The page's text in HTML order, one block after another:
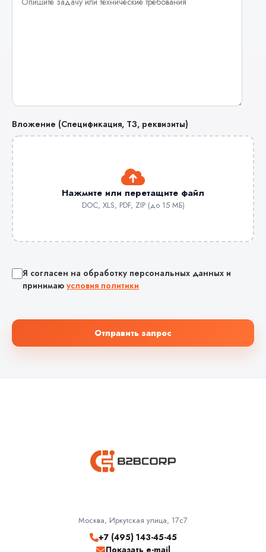
Вложение (Спецификация, ТЗ, реквизиты)
Нажмите или перетащите файл
DOC, XLS, PDF, ZIP (до 15 МБ)
Я согласен на обработку персональных данных и
принимаю условия политики
Отправить запрос
Москва, Иркутская улица, 17с7
+7 (495) 143-45-45
Показать e-mail